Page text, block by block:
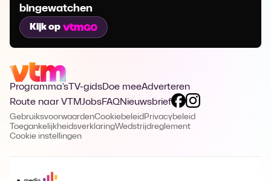
bingewatchen
Kijk op
Programma's TV-gidsDoe meeAdverteren
Route naar VTMJobsFAQNieuwsbrief
GebruiksvoorwaardenCookiebeleid Privacybeleid
ToegankelijkheidsverklaringWedstrijdreglement
Cookie instellingen